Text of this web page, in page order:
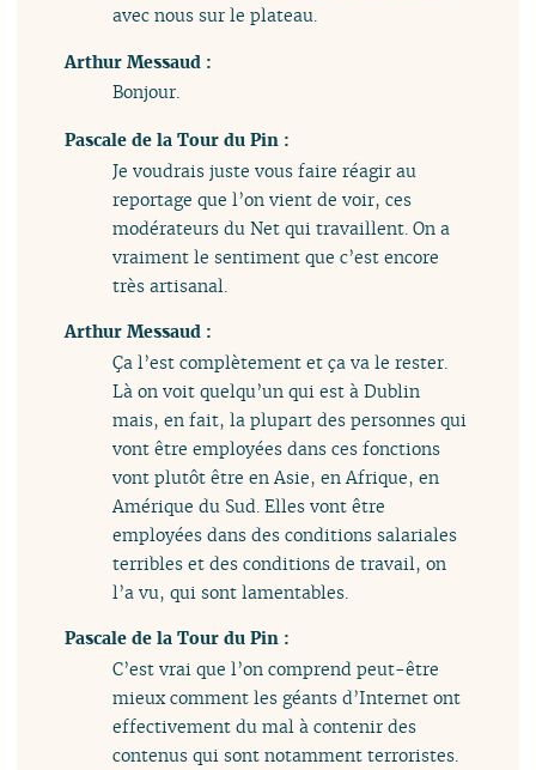
avec nous sur le plateau.
Arthur Messaud :
Bonjour.
Pascale de la Tour du Pin :
Je voudrais juste vous faire réagir au
reportage que l’on vient de voir, ces
modérateurs du Net qui travaillent. On a
vraiment le sentiment que c’est encore
très artisanal.
Arthur Messaud :
Ça l’est complètement et ça va le rester.
Là on voit quelqu’un qui est à Dublin
mais, en fait, la plupart des personnes qui
vont être employées dans ces fonctions
vont plutôt être en Asie, en Afrique, en
Amérique du Sud. Elles vont être
employées dans des conditions salariales
terribles et des conditions de travail, on
l’a vu, qui sont lamentables.
Pascale de la Tour du Pin :
C’est vrai que l’on comprend peut-être
mieux comment les géants d’Internet ont
effectivement du mal à contenir des
contenus qui sont notamment terroristes.